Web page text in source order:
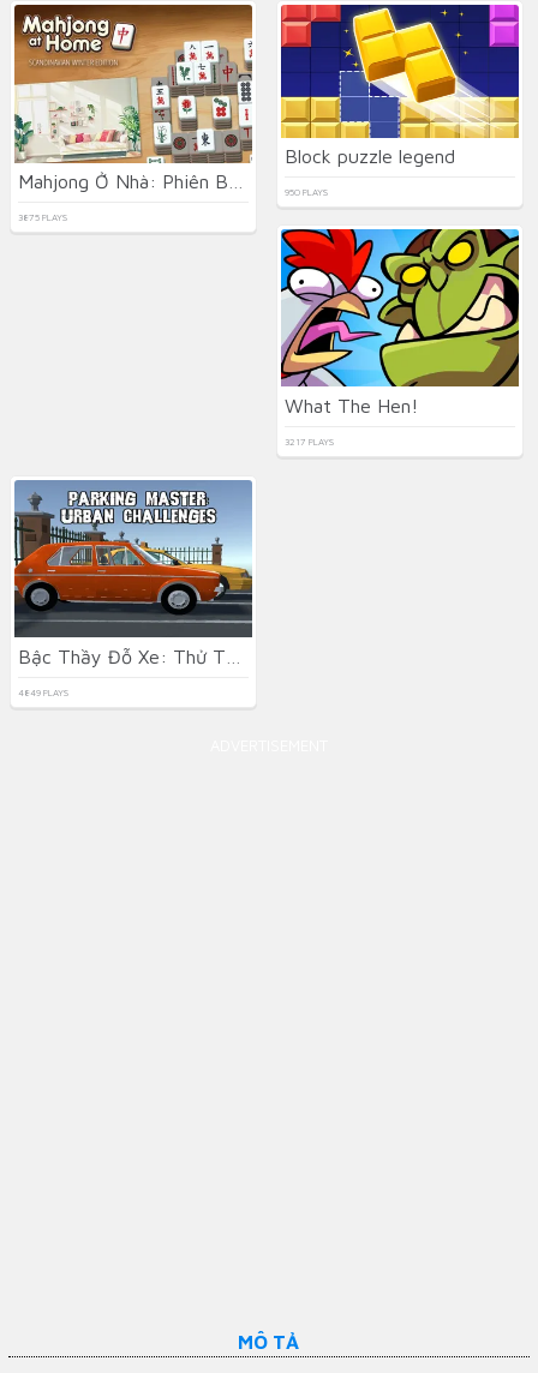
3875 PLAYS
Block puzzle legend
950 PLAYS
What The Hen!
3217 PLAYS
4849 PLAYS
MÔ TẢ